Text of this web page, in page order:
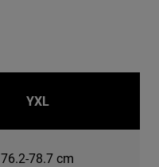
YXL
76.2-78.7 cm